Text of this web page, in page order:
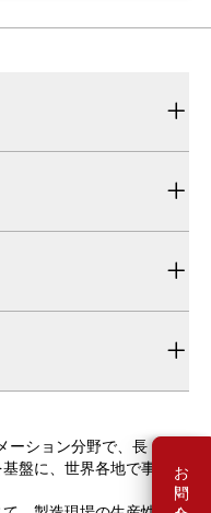
お問い合わせ
ーション分野で、長
盤に、世界各地で事